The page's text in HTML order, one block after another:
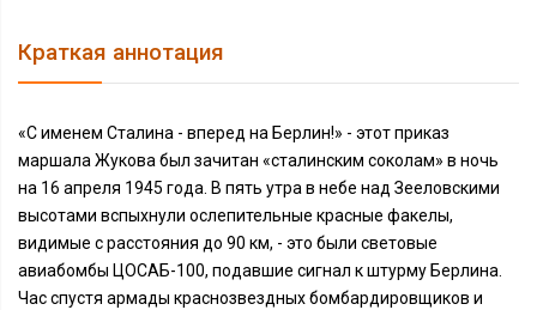
Краткая аннотация
«С именем Сталина - вперед на Берлин!» - этот приказ
маршала Жукова был зачитан «сталинским соколам» в ночь
на 16 апреля 1945 года. В пять утра в небе над Зееловскими
высотами вспыхнули ослепительные красные факелы,
видимые с расстояния до 90 км, - это были световые
авиабомбы ЦОСАБ-100, подавшие сигнал к штурму Берлина.
Час спустя армады краснозвездных бомбардировщиков и